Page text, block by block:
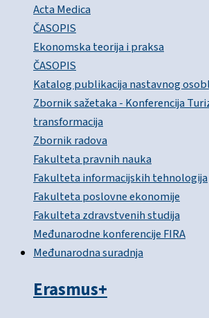
Acta Medica
ČASOPIS
Ekonomska teorija i praksa
ČASOPIS
Katalog publikacija nastavnog
Zbornik sažetaka - Konferencija
transformacija
Zbornik radova
Fakulteta pravnih nauka
Fakulteta informacijskih tehnologija
Fakulteta poslovne ekonomije
Fakulteta zdravstvenih studija
Međunarodne konferencije FIRA
Međunarodna suradnja
Erasmus+